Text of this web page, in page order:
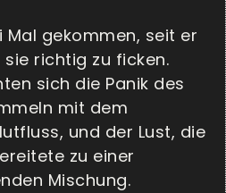
Mal gekommen, seit er
richtig zu ficken.
sich die Panik des
mit dem
und der Lust, die
zu einer
Mischung.